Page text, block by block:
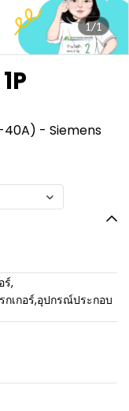
1/1
40A) - Siemens
ร์,
เกอร์,อุปกรณ์ประกอบ